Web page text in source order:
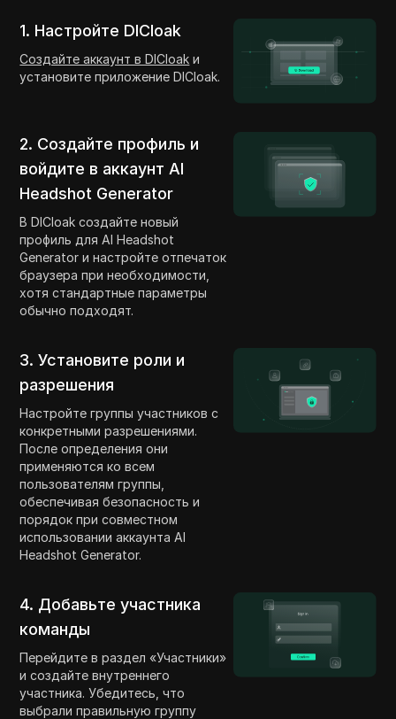
1. Настройте DICloak
Создайте аккаунт в DICloak и
установите приложение DICloak.
2. Создайте профиль и
войдите в аккаунт AI
Headshot Generator
В DICloak создайте новый
профиль для AI Headshot
Generator и настройте отпечаток
браузера при необходимости,
хотя стандартные параметры
обычно подходят.
3. Установите роли и
разрешения
Настройте группы участников с
конкретными разрешениями.
После определения они
применяются ко всем
пользователям группы,
обеспечивая безопасность и
порядок при совместном
использовании аккаунта AI
Headshot Generator.
4. Добавьте участника
команды
Перейдите в раздел «Участники»
и создайте внутреннего
участника. Убедитесь, что
выбрали правильную группу